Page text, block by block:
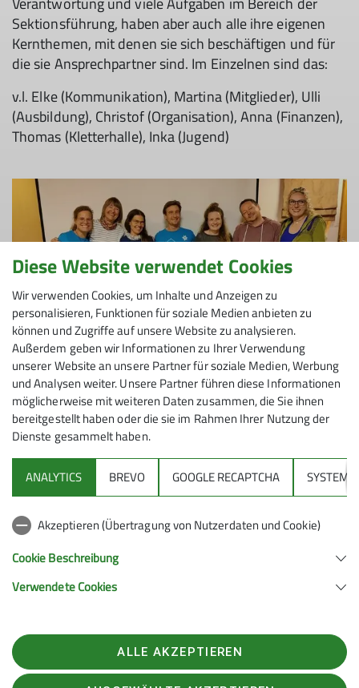
Sektionsführung, haben aber auch alle ihre eigenen
Kernthemen, mit denen sie sich beschäftigen und für
die sie Ansprechpartner sind. Im Einzelnen sind das:
v.l. Elke (Kommunikation), Martina (Mitglieder), Ulli
(Ausbildung), Christof (Organisation), Anna (Finanzen),
Thomas (Kletterhalle), Inka (Jugend)
© Felix Salomon| DAV-Sektion Feucht
Sektion
Gruppen
90537 Feucht
Telefon +4991287238865
Diese Website verwendet Cookies
Wir verwenden Cookies, um Inhalte und Anzeigen zu
personalisieren, Funktionen für soziale Medien anbieten zu
können und Zugriffe auf unsere Website zu analysieren.
Außerdem geben wir Informationen zu Ihrer Verwendung
unserer Website an unsere Partner für soziale Medien, Werbung
und Analysen weiter. Unsere Partner führen diese Informationen
möglicherweise mit weiteren Daten zusammen, die Sie ihnen
bereitgestellt haben oder die sie im Rahmen Ihrer Nutzung der
Dienste gesammelt haben.
ANALYTICS BREVO GOOGLE RECAPTCHA SYSTEM
Akzeptieren (Übertragung von Nutzerdaten und Cookie)
Cookie Beschreibung
Verwendete Cookies
ALLE AKZEPTIEREN